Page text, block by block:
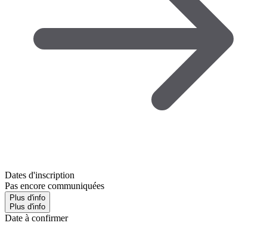
Dates d'inscription
Pas encore communiquées
Plus d'info
Plus d'info
Date à confirmer